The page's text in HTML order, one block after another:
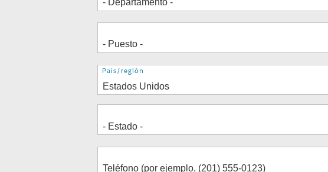
Dirección
País/región